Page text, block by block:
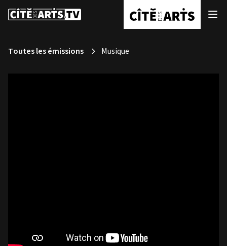
Toutes les émissions Musique